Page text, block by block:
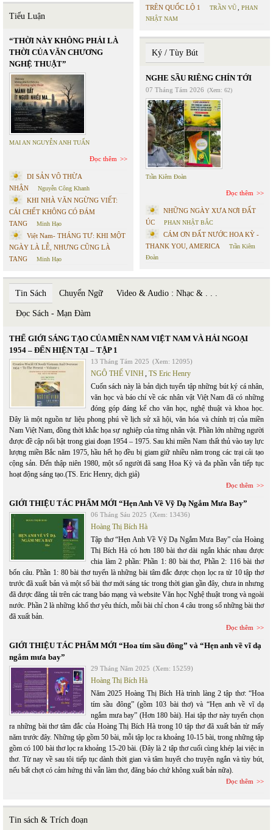
Tiểu Luận
“THỜI NÀY KHÔNG PHẢI LÀ
THỜI CỦA VĂN CHƯƠNG
NGHỆ THUẬT”
MAI AN NGUYỄN ANH TUẤN
Đọc thêm
DI SẢN VÔ THỪA
NHẬN
Nguyễn Công Khanh
KHI NHÀ VĂN NGỪNG VIẾT:
CÁI CHẾT KHÔNG CÓ ĐÁM
TANG
Minh Hạo
Việt Nam- THÁNG TƯ: KHI MỘT
NGÀY LÀ LỄ, NHƯNG CŨNG LÀ
TANG
Minh Hạo
TRÊN QUỐC LỘ 1
TRẦN VŨ
PHAN
NHẬT NAM
Ký / Tùy Bút
NGHE SẦU RIÊNG CHÍN TỚI
07 Tháng Tám 2026 (Xem: 62)
Trần Kiêm Đoàn
Đọc thêm
NHỮNG NGÀY XƯA NƠI ĐẤT
ÚC
PHAN NHẬT BẮC
CÁM ƠN ĐẤT NƯỚC HOA KỲ -
THANK YOU, AMERICA
Trần Kiêm
Đoàn
Tin Sách Chuyển Ngữ Video & Audio : Nhạc & . . .
Đọc Sách - Mạn Đàm
THẾ GIỚI SÁNG TẠO CỦA MIỀN NAM VIỆT NAM VÀ HẢI NGOẠI
1954 – ĐẾN HIỆN TẠI – TẬP 1
13 Tháng Tám 2025 (Xem: 12095)
NGÔ THẾ VINH, TS Eric Henry
Cuốn sách này là bản dịch tuyển tập những bút ký cá nhân,
văn học và báo chí về các nhân vật Việt Nam đã có những
đóng góp đáng kể cho văn học, nghệ thuật và khoa học.
Đây là một nguồn tư liệu phong phú về lịch sử xã hội, văn hóa và chính trị của miền
Nam Việt Nam, đồng thời khắc họa sự nghiệp của từng nhân vật. Phần lớn những người
được đề cập nổi bật trong giai đoạn 1954 – 1975. Sau khi miền Nam thất thủ vào tay lực
lượng miền Bắc năm 1975, hầu hết họ đều bị giam giữ nhiều năm trong các trại cải tạo
cộng sản. Đến thập niên 1980, một số người đã sang Hoa Kỳ và đa phần vẫn tiếp tục
hoạt động sáng tạo.(TS. Eric Henry, dịch giả)
Đọc thêm
GIỚI THIỆU TÁC PHẨM MỚI “Hẹn Anh Về Vỹ Dạ Ngắm Mưa Bay”
06 Tháng Sáu 2025 (Xem: 13436)
Hoàng Thị Bích Hà
Tập thơ “Hẹn Anh Về Vỹ Dạ Ngắm Mưa Bay” của Hoàng
Thị Bích Hà có hơn 180 bài thơ dài ngắn khác nhau được
chia làm 2 phần: Phần 1: 80 bài thơ, Phần 2: 116 bài thơ
bốn câu. Phần 1: 80 bài thơ tuyển là những bài tâm đắc được chọn lọc ra từ 10 tập thơ
trước đã xuất bản và một số bài thơ mới sáng tác trong thời gian gần đây, chưa in nhưng
đã được đăng tải trên các trang báo mạng và website Văn học Nghệ thuật trong và ngoài
nước. Phần 2 là những khổ thơ yêu thích, mỗi bài chỉ chon 4 câu trong số những bài thơ
đã xuất bản.
Đọc thêm
GIỚI THIỆU TÁC PHẨM MỚI “Hoa tím sầu đông” và “Hẹn anh về vĩ dạ
ngắm mưa bay”
29 Tháng Năm 2025 (Xem: 15259)
Hoàng Thị Bích Hà
Năm 2025 Hoàng Thị Bích Hà trình làng 2 tập thơ: “Hoa
tím sầu đông” (gồm 103 bài thơ) và “Hẹn anh về vĩ dạ
ngắm mưa bay” (Hơn 180 bài). Hai tập thơ này tuyển chọn
ra những bài thơ tâm đắc của Hoàng Thị Bích Hà trong 10 tập thơ đã xuất bản từ mấy
năm trước đây. Những tập gồm 50 bài, mỗi tập lọc ra khoảng 10-15 bài, trong những tập
gồm có 100 bài thơ lọc ra khoảng 15-20 bài. (Đây là 2 tập thơ cuối cùng khép lại việc in
thơ. Từ nay về sau tôi tiếp tục dành thời gian và tâm huyết cho truyện ngắn và tùy bút,
nếu bất chợt có cảm hứng thì vẫn làm thơ, đăng báo chứ không xuất bản nữa).
Đọc thêm
Tin sách & Trích đoạn